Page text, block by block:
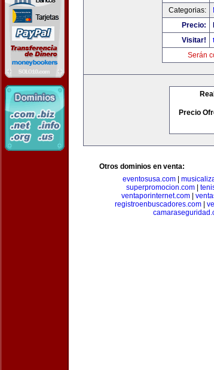
Categorias:
Precio:
Visitar!
Serán
Precio
Otros dominios en venta:
eventosusa.com|
superpromocion.com
ventaporinternet.com
registroenbuscadores.com